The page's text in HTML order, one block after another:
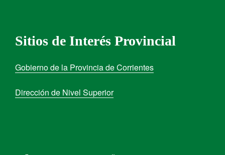
Sitios de Interés Provincial
Gobierno de la Provincia de Corrientes
Dirección de Nivel Superior